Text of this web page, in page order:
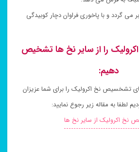
بر می گردد و با پاخوری فراوان دچار کوبیدگی
را از سایر نخ ها تشخیص
دهیم:
تشخسیص نخ اکرولیک را برای شما عزیزان
لطفا به مقاله زیر رجوع نمایید:
نخ اکرولیک از سایر نخ ها